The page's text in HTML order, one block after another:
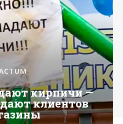
кирпичи —
клиентов